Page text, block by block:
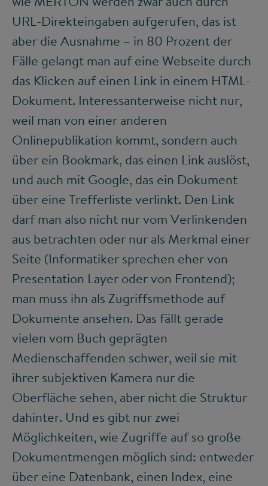
URL-Direkteingaben aufgerufen, das ist
aber die Ausnahme – in 80 Prozent der
Fälle gelangt man auf eine Webseite durch
das Klicken auf einen Link in einem HTML-
Dokument. Interessanterweise nicht nur,
weil man von einer anderen
Onlinepublikation kommt, sondern auch
über ein Bookmark, das einen Link auslöst,
und auch mit Google, das ein Dokument
über eine Trefferliste verlinkt. Den Link
darf man also nicht nur vom Verlinkenden
aus betrachten oder nur als Merkmal einer
Seite (Informatiker sprechen eher von
Presentation Layer oder von Frontend);
man muss ihn als Zugriffsmethode auf
Dokumente ansehen. Das fällt gerade
vielen vom Buch geprägten
Medienschaffenden schwer, weil sie mit
ihrer subjektiven Kamera nur die
Oberfläche sehen, aber nicht die Struktur
dahinter. Und es gibt nur zwei
Möglichkeiten, wie Zugriffe auf so große
Dokumentmengen möglich sind: entweder
über eine Datenbank, einen Index, eine